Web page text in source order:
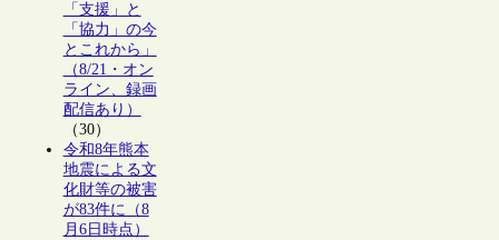
「支援」と
「協力」の今
とこれから」
（8/21・オン
ライン、録画
配信あり）
（30）
令和8年熊本
地震による文
化財等の被害
が83件に（8
月6日時点）